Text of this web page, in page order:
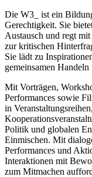
Die W3_ ist ein
Gerechtigkeit. Sie
Austausch und regt
zur kritischen
Sie lädt zu
gemeinsamen
Mit Vorträgen,
Performances sowie
in
Politik und globalen
Einmischen. Mit
Performances und
Interaktionen mit
zum Mitmachen